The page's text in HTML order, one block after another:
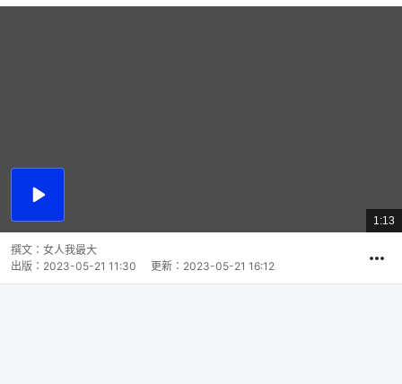
播
總
共
1:13
撰文： 女人我最大
出版： 2023-05-21 11:30 更新： 2023-05-21 16:12